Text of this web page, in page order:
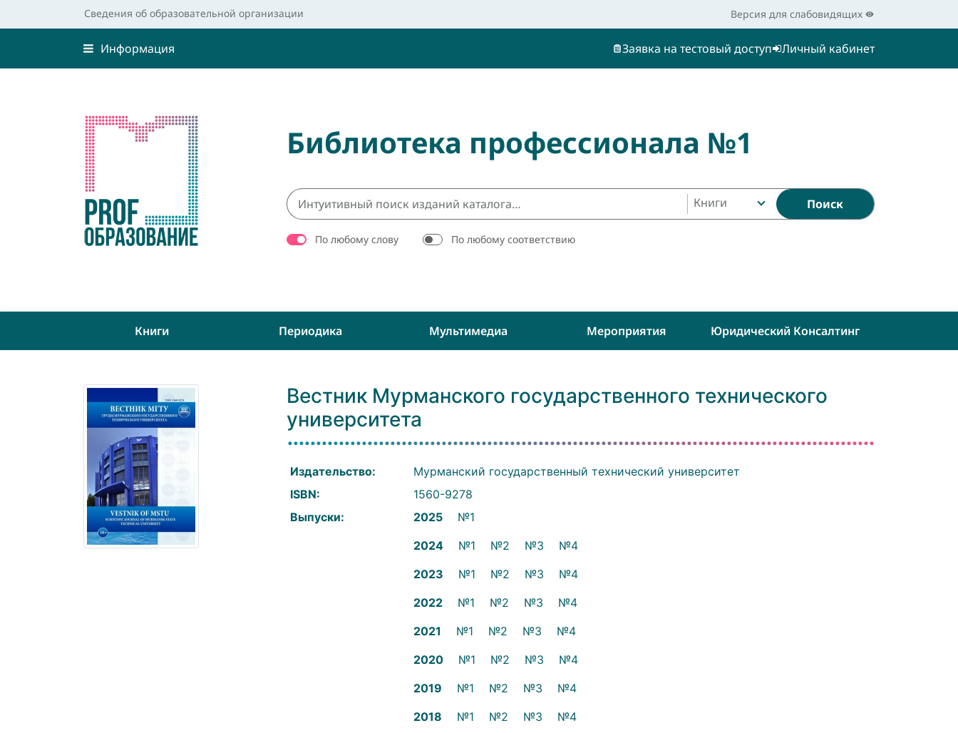
Сведения об образовательной организации Версия для слабовидящих
Информация Заявка на тестовый доступ Личный кабинет
Библиотека профессионала №1
Книги Поиск
По любому слову По любому соответствию
Книги Периодика Мультимедиа Мероприятия Юридический Консалтинг
Вестник Мурманского государственного технического
университета
Издательство:
Мурманский государственный технический университет
ISBN:
1560-9278
Выпуски:
2025
№1
2024
№1 №2 №3
№4
2023
№1 №2 №3
№4
2022
№1 №2 №3
№4
2021
№1 №2 №3
№4
2020
№1 №2 №3
№4
2019
№1 №2 №3
№4
2018
№1 №2 №3
№4